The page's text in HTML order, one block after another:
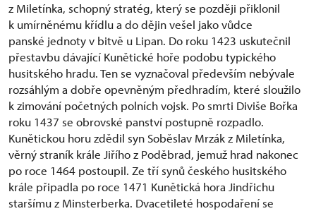
z Miletínka, schopný stratég, který se později přiklonil
k umírněnému křídlu a do dějin vešel jako vůdce
panské jednoty v bitvě u Lipan. Do roku 1423 uskutečnil
přestavbu dávající Kunětické hoře podobu typického
husitského hradu. Ten se vyznačoval především nebývale
rozsáhlým a dobře opevněným předhradím, které sloužilo
k zimování početných polních vojsk. Po smrti Diviše Bořka
roku 1437 se obrovské panství postupně rozpadlo.
Kunětickou horu zdědil syn Soběslav Mrzák z Miletínka,
věrný straník krále Jiřího z Poděbrad, jemuž hrad nakonec
po roce 1464 postoupil. Ze tří synů českého husitského
krále připadla po roce 1471 Kunětická hora Jindřichu
staršímu z Minsterberka. Dvacetileté hospodaření se